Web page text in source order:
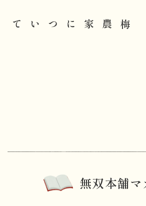
梅農家について
無双本舗マ